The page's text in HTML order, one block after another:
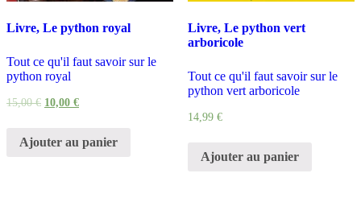
Livre, Le python royal
Tout ce qu'il faut savoir sur le
python royal
15,00€ 10,00 €
Ajouter au panier
Livre, Le python vert
arboricole
Tout ce qu'il faut savoir sur le
python vert arboricole
14,99 €
Ajouter au panier